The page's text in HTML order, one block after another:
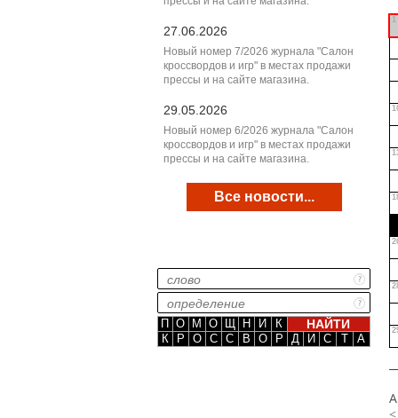
27.06.2026
Новый номер 7/2026 журнала "Салон
кроссвордов и игр" в местах продажи
прессы и на сайте магазина.
29.05.2026
Новый номер 6/2026 журнала "Салон
кроссвордов и игр" в местах продажи
прессы и на сайте магазина.
Все новости...
П О М О Щ Н И
К
К
Р О С С В О Р Д И С Т А
1
<